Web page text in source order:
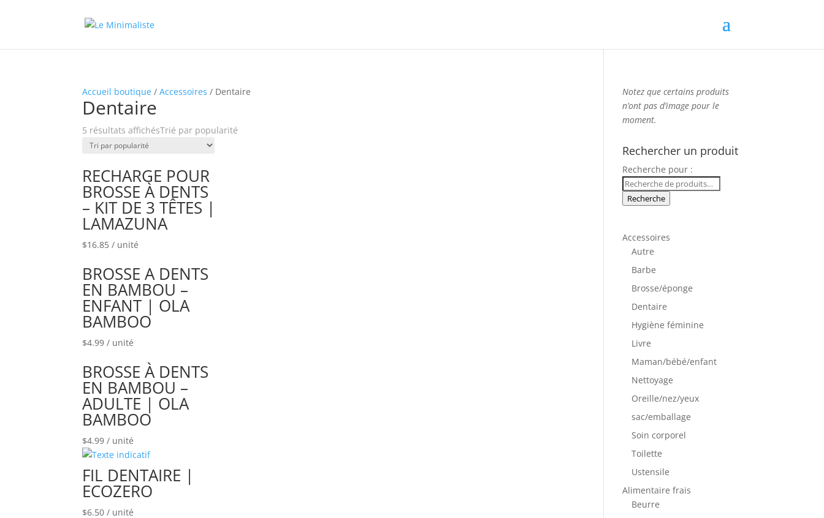
Accueil boutique /Accessoires / Dentaire
Dentaire
5 résultats affichésTrié par popularité
RECHARGE POUR
BROSSE À DENTS
– KIT DE 3 TÊTES |
LAMAZUNA
$16.85 / unité
BROSSE A DENTS
EN BAMBOU –
ENFANT | OLA
BAMBOO
$4.99 / unité
BROSSE À DENTS
EN BAMBOU –
ADULTE | OLA
BAMBOO
$4.99 / unité
FIL DENTAIRE |
ECOZERO
$6.50 / unité
Notez quecertains produits
n’ont pas d’imagepour le
moment.
Rechercher un produit
Recherche pour :
Recherche
Accessoires
Autre
Barbe
Brosse/éponge
Dentaire
Hygiène féminine
Livre
Maman/bébé/enfant
Nettoyage
Oreille/nez/yeux
sac/emballage
Soin corporel
Toilette
Ustensile
Alimentaire frais
Beurre